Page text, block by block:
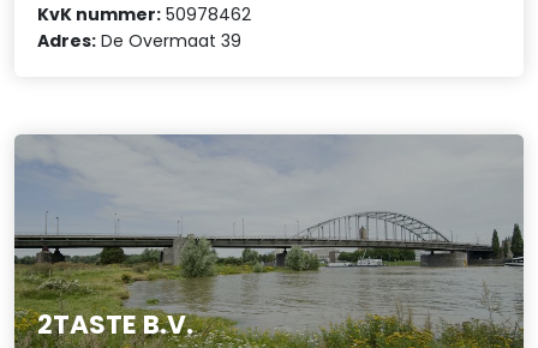
KvK nummer: 50978462
Adres: De Overmaat 39
2TASTE B.V.